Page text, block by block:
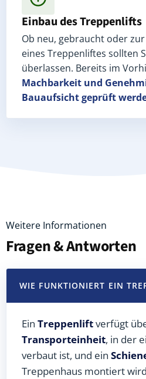
Einbau des Treppenlifts
Ob neu, gebraucht oder
eines Treppenliftes sollten
überlassen. Bereits im
Machbarkeit und
Bauaufsicht geprüft
Weitere Informationen
Fragen & Antworten
WIE FUNKTIONIERT EIN
Ein Treppenliftverfügt
Transporteinheit, in der
verbaut ist, und ein
Treppenhaus montiert